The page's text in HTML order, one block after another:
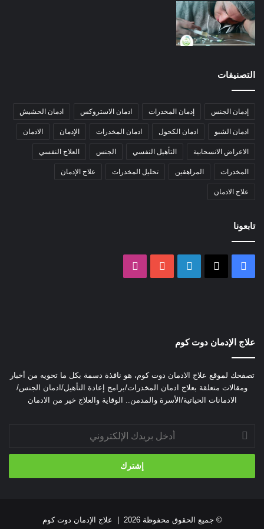
التصنيفات
إدمان الجنس إدمان المخدرات ادمان الاستروكس ادمان الحشيش
ادمان الشبو ادمان الكحول ادمان المخدرات الإدمان الادمان
الاعراض الانسحابية التأهيل النفسي الجنس العلاج النفسي
المخدرات المراهقين تحليل المخدرات علاج الإدمان
علاج الادمان
تابعونا
فيسبوك لينكدإن ‫YouTube
علاج الإدمان دوت كوم
تصفحك لموقع علاج الادمان دوت كوم، هو نافذة دسمة بكل ما تحويه من أخبار
ومقالات متعلقة بعلاج ادمان المخدرات/برامج إعادة التأهيل/ادمان الجنس/
الادمانات الحياتية/الأسرة والمدمن.. الوقاية والعلاج خير من الادمان
أدخل
بريدك
الإلكتروني
© جميع الحقوق محفوظة 2026 | علاج الإدمان دوت كوم